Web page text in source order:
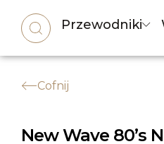
Przewodniki
Cofnij
New Wave 80’s